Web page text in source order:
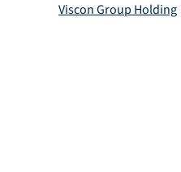
Viscon Group Holding